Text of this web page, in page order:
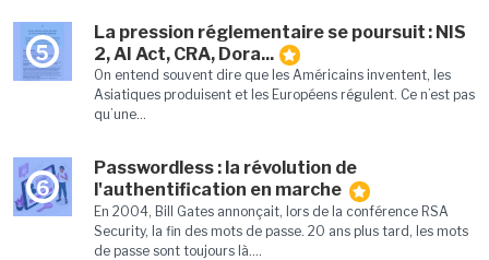
5
La pression réglementaire se poursuit : NIS
2, AI Act, CRA, Dora...
On entend souvent dire que les Américains inventent, les
Asiatiques produisent et les Européens régulent. Ce n’est pas
qu’une...
6
Passwordless : la révolution de
l'authentification en marche
En 2004, Bill Gates annonçait, lors de la conférence RSA
Security, la fin des mots de passe. 20 ans plus tard, les mots
de passe sont toujours là....